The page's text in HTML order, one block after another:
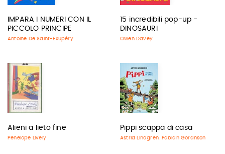
IMPARA I NUMERI CON IL
PICCOLO PRINCIPE
Antoine De Saint-Exupéry
15 incredibili pop-up -
DINOSAURI
Owen Davey
Alieni a lieto fine
Penelope Lively
Pippi scappa di casa
Astrid Lindgren , Fabian Goranson